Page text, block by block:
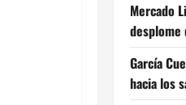
Mercado
desplome
García
hacia los